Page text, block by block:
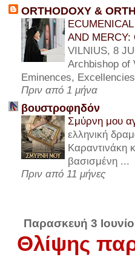
ORTHODOXY &
AND MERCY:
VILNIUS, 8
Archbishop of
Eminences,
Πριν από 1 μήνα
βουστροφηδόν
Σμύρνη μου
ελληνική
Καραντινάκη
βασισμένη ...
Πριν από 11 μήνες
Παρασκευή 3
Θλίψης